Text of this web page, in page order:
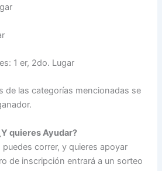
1 er, 2do. Lugar
de las categorías mencionadas se
quieres Ayudar?
correr, y quieres apoyar
de inscripción entrará a un sorteo